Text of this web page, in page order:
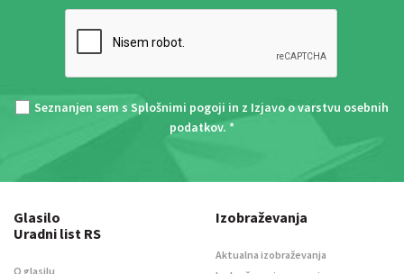
Seznanjen sem s Splošnimi pogoji in z Izjavo o varstvu osebnih
podatkov. *
Glasilo
Uradni list RS
O glasilu
Izobraževanja
Aktualna izobraževanja